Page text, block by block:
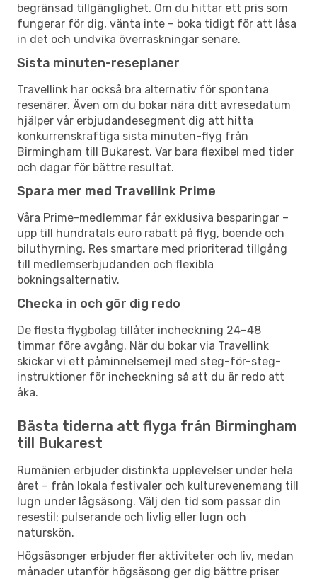
begränsad tillgänglighet. Om du hittar ett pris som
fungerar för dig, vänta inte – boka tidigt för att låsa
in det och undvika överraskningar senare.
Sista minuten-reseplaner
Travellink har också bra alternativ för spontana
resenärer. Även om du bokar nära ditt avresedatum
hjälper vår erbjudandesegment dig att hitta
konkurrenskraftiga sista minuten-flyg från
Birmingham till Bukarest. Var bara flexibel med tider
och dagar för bättre resultat.
Spara mer med Travellink Prime
Våra Prime-medlemmar får exklusiva besparingar –
upp till hundratals euro rabatt på flyg, boende och
biluthyrning. Res smartare med prioriterad tillgång
till medlemserbjudanden och flexibla
bokningsalternativ.
Checka in och gör dig redo
De flesta flygbolag tillåter incheckning 24–48
timmar före avgång. När du bokar via Travellink
skickar vi ett påminnelsemejl med steg-för-steg-
instruktioner för incheckning så att du är redo att
åka.
Bästa tiderna att flyga från Birmingham
till Bukarest
Rumänien erbjuder distinkta upplevelser under hela
året – från lokala festivaler och kulturevenemang till
lugn under lågsäsong. Välj den tid som passar din
resestil: pulserande och livlig eller lugn och
naturskön.
Högsäsonger erbjuder fler aktiviteter och liv, medan
månader utanför högsäsong ger dig bättre priser